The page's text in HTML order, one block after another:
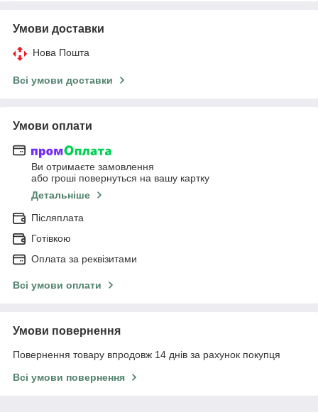
Умови доставки
Нова Пошта
Всі умови доставки
Умови оплати
Ви отримаєте замовлення
або гроші повернуться на вашу картку
Детальніше
Післяплата
Готівкою
Оплата за реквізитами
Всі умови оплати
Умови повернення
Повернення товару впродовж 14 днів за рахунок покупця
Всі умови повернення